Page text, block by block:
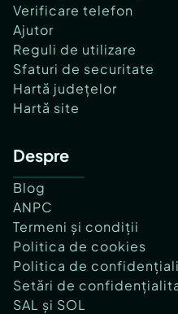
Verificare telefon
Ajutor
Reguli de utilizare
Sfaturi de securitate
Hartă județelor
Hartă site
Despre
Blog
ANPC
Termeni și condiții
Politica de cookies
Politica de
Setări de
SAL și SOL